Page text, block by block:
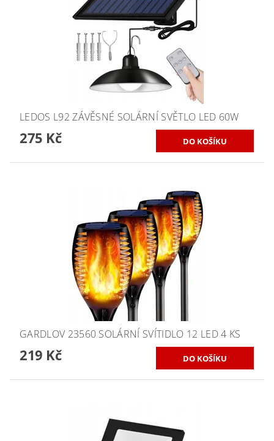
LEDOS L92 ZÁVĚSNÉ SOLÁRNÍ SVĚTLO LED 60W
275 Kč
GARDLOV 23560 SOLÁRNÍ SVÍTIDLO 12 LED 4 KS
219 Kč